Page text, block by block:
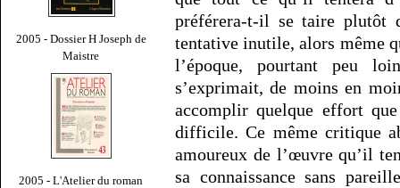
2005 - Dossier H Joseph de
Maistre
2005 - L'Atelier du roman
préférera-t-il se taire plutôt
tentative inutile, alors même
l’époque, pourtant peu
s’exprimait, de moins en
accomplir quelque effort
difficile. Ce même critique
amoureux de l’œuvre qu’il
sa connaissance sans